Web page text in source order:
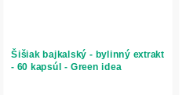
Šišiak bajkalský - bylinný extrakt
- 60 kapsúl - Green idea